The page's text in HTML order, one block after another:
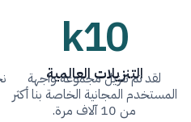
التنزيلات العالمية
10
k
لقد تم تنزيل مجموعة واجهة
المستخدم المجانية الخاصة بنا أكثر
من 10 آلاف مرة.